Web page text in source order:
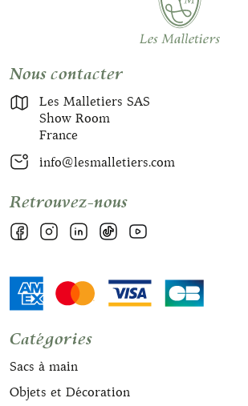
Nous contacter
Les Malletiers SAS
Show Room
France
info@lesmalletiers.com
Retrouvez-nous
Catégories
Sacs à main
Objets et Décoration